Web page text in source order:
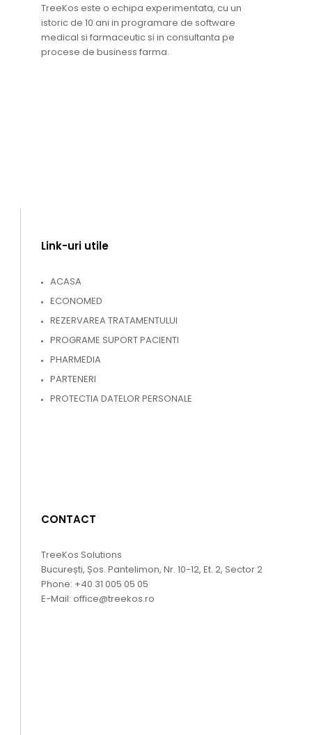
TreeKos este o echipa experimentata, cu un
istoric de 10 ani in programare de software
medical si farmaceutic si in consultanta pe
procese de business farma.
Link-uri utile
ACASA
ECONOMED
REZERVAREA TRATAMENTULUI
PROGRAME SUPORT PACIENTI
PHARMEDIA
PARTENERI
PROTECTIA DATELOR PERSONALE
CONTACT
TreeKos Solutions
București, Șos. Pantelimon, Nr. 10-12, Et. 2, Sector 2
Phone: +40 31 005 05 05
E-Mail: office@treekos.ro